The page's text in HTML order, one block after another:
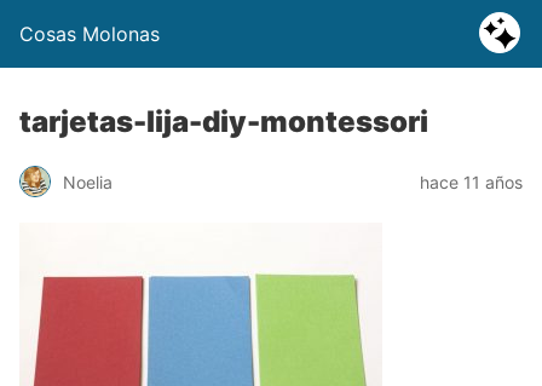
Cosas Molonas
tarjetas-lija-diy-montessori
Noelia hace 11 años